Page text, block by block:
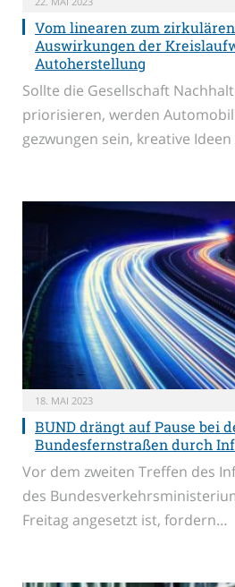
Vom linearen zum
Auswirkungen der
Autoherstellung
Sollte die Gesellschaft
priorisieren, werden
gezwungen sein, kreative
18. MAI 2023
BUND drängt auf Pause bei
Bundesfernstraßen durch
Vor dem zweiten Treffen des
des
Freitag angesetzt ist, fordern…